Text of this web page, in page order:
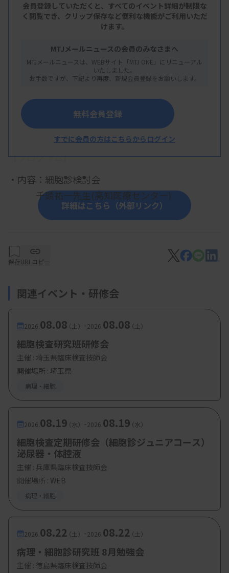
高知赤十字病院
主 催
概 要
【プログラム】
・内容：細胞診検討会
千頭祐一先生(高知医療センター)
詳細はこちら（外部リンク）
会員登録していただくと、すべてのイベント詳細が制限な
く閲覧でき、 クリップ保存など便利な機能がご利用いただ
けます。
MTJメールニュースの会員のみなさまへ
MTJメールニュースは、WEBサイト「MTJ ONE」にリニューアル
いたしました。
お手数ですが、下記より再度、新規会員登録をお願いします。
無料会員登録
すでに会員の方はこちらからログイン
保存URLコピー
関連イベント・研修会
2026. 08.08（土） -2026. 08.08（土）
細胞検査研究班研修会
主催 : 埼玉県臨床検査技師会
開催場所 : 埼玉県
病理・細胞
2026. 08.19（水） -2026. 08.19（水）
細胞検査定期研修会（細胞診ジュニアコース）
泌尿器・体腔液
主催 : 兵庫県臨床検査技師会
開催場所 : WEB
病理・細胞
2026. 08.22（土） -2026. 08.22（土）
病理・細胞診研究班 8月勉強会
主催 : 徳島県臨床検査技師会